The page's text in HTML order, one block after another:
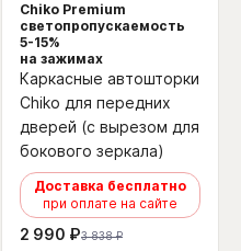
Chiko Premium
светопропускаемость
5-15%
на зажимах
Каркасные автошторки
Chiko для передних
дверей (с вырезом для
бокового зеркала)
Доставка бесплатно
при оплате на сайте
2 990 ₽3 838 ₽